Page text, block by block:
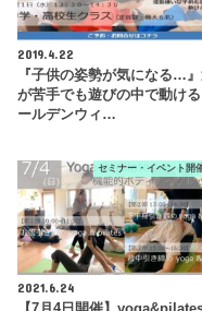
2019.4.22
『子供の姿勢が気になる…
が苦手でも遊びの中で動け
ールデンウィ…
セミナー・イベント開
2021.6.24